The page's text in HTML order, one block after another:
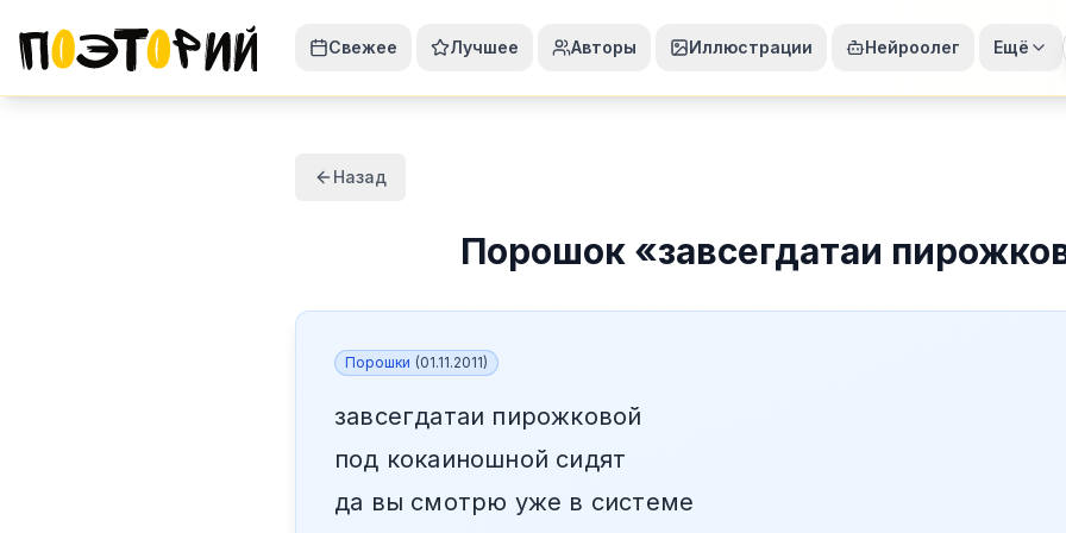
Свежее Лучшее Авторы Иллюстрации Нейроолег Ещё
Назад
Порошок«завсегдатаи
Порошки (01.11.2011)
завсегдатаи пирожковой
под кокаиношной сидят
да вы смотрю уже в системе